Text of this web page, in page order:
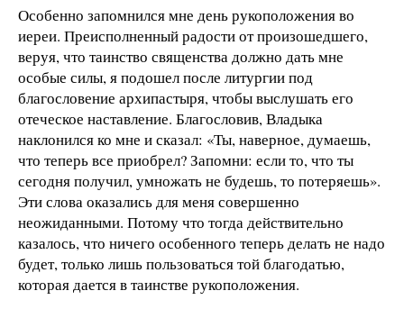
Особенно запомнился мне день рукоположения во
иереи. Преисполненный радости от произошедшего,
веруя, что таинство священства должно дать мне
особые силы, я подошел после литургии под
благословение архипастыря, чтобы выслушать его
отеческое наставление. Благословив, Владыка
наклонился ко мне и сказал: «Ты, наверное, думаешь,
что теперь все приобрел? Запомни: если то, что ты
сегодня получил, умножать не будешь, то потеряешь».
Эти слова оказались для меня совершенно
неожиданными. Потому что тогда действительно
казалось, что ничего особенного теперь делать не надо
будет, только лишь пользоваться той благодатью,
которая дается в таинстве рукоположения.